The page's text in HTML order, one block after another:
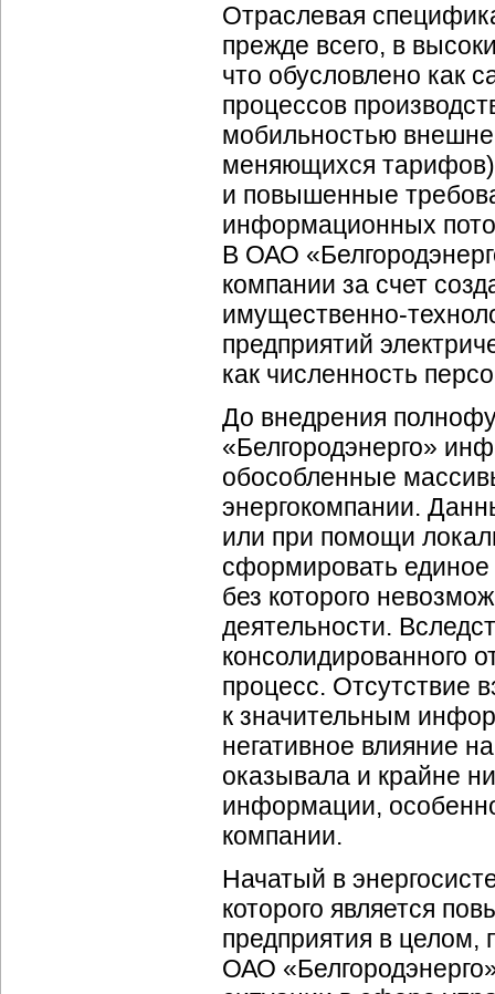
Отраслевая
прежде всего, в
что обусловлено как
процессов
мобильностью
меняющихся
и повышенные
информационных
В ОАО
компании за счет
имущественно-
предприятий
как численность
До внедрения
«Белгородэнерго»
обособленные
энергокомпании.
или при помощи
сформировать
без которого
деятельности.
консолидированного
процесс. Отсутствие
к значительным
негативное влияние
оказывала и крайне
информации,
компании.
Начатый в
которого является
предприятия в целом,
ОАО